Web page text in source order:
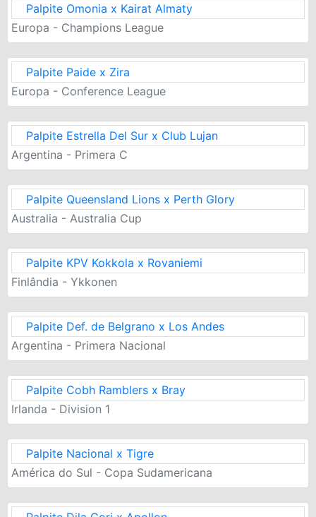
Palpite Omonia x Kairat Almaty
Europa - Champions League
Palpite Paide x Zira
Europa - Conference League
Palpite Estrella Del Sur x Club Lujan
Argentina - Primera C
Palpite Queensland Lions x Perth Glory
Australia - Australia Cup
Palpite KPV Kokkola x Rovaniemi
Finlândia - Ykkonen
Palpite Def. de Belgrano x Los Andes
Argentina - Primera Nacional
Palpite Cobh Ramblers x Bray
Irlanda - Division 1
Palpite Nacional x Tigre
América do Sul - Copa Sudamericana